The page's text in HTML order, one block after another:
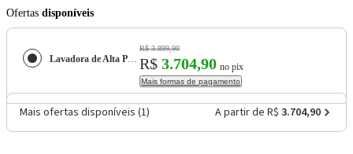
Ofertas disponíveis
Lavadora de Alta Pressão Jacto J7000 Plus Profissional - Laranja/Preta
R$ 3.899,90
R$ 3.704,90 no pix
Mais formas de pagamento
Mais ofertas disponíveis (1) A partir de R$ 3.704,90